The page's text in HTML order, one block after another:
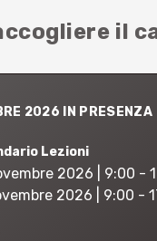
il
2026 IN PRESENZA
Lezioni
2026 | 9:00 -
2026 | 9:00 -